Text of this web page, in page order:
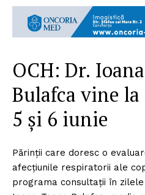
OCH: Dr.
Bulafca vine
5 și 6 iunie
Părinții care doresc o
afecțiunile respiratorii ale
programa consultații în